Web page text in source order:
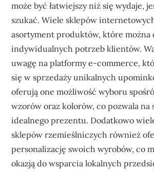
może być łatwiejszy niż się wydaje,
szukać. Wiele sklepów
asortyment produktów, które można
indywidualnych potrzeb klientów.
uwagę na platformy e-commerce,
się w sprzedaży unikalnych
oferują one możliwość wyboru
wzorów oraz kolorów, co pozwala na
idealnego prezentu. Dodatkowo
sklepów rzemieślniczych również
personalizację swoich wyrobów, co
okazją do wsparcia lokalnych